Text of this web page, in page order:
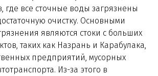
где все сточные воды загрязнены
очистку. Основными
являются стоки с больших
таких как Назрань и Карабулака,
предприятий, мусорных
Из-за этого в